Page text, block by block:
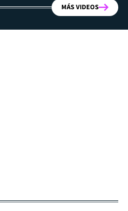
MÁS VIDEOS